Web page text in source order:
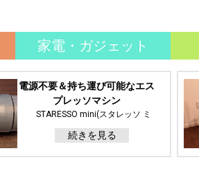
家電・ガジェット
電源不要＆持ち運び可能なエス
プレッソマシン
STARESSO mini(スタレッソ ミ
ニ)
続きを見る